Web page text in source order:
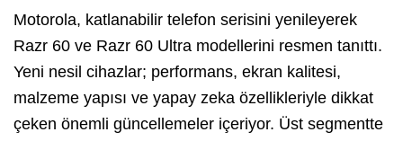
Motorola, katlanabilir telefon serisini yenileyerek
Razr 60 ve Razr 60 Ultra modellerini resmen tanıttı.
Yeni nesil cihazlar; performans, ekran kalitesi,
malzeme yapısı ve yapay zeka özellikleriyle dikkat
çeken önemli güncellemeler içeriyor. Üst segmentte